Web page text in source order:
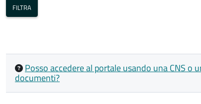
Posso accedere al portale usando una CNS o
documenti?